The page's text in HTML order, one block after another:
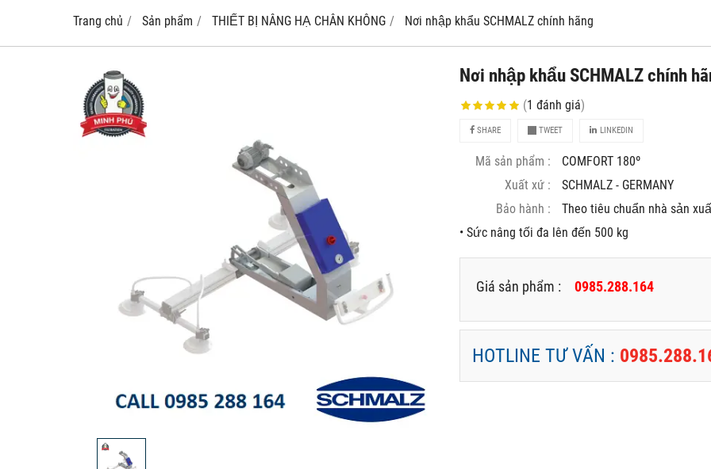
Trang chủ Sản phẩm THIẾT BỊ NÂNG HẠ CHÂN KHÔNG Nơi nhập khẩu SCHMALZ chính hãng
Nơi nhập khẩu SCHMALZ chính
(1đánh giá)
SHARE TWEET LINKEDIN
Mã sản phẩm :
COMFORT 180º
Xuất xứ :
SCHMALZ - GERMANY
Bảo hành :
Theo tiêu chuẩn nhà sản
• Sức nâng tối đa lên đến 500 kg
Giá sản phẩm : 0985.288.164
HOTLINE TƯ VẤN :